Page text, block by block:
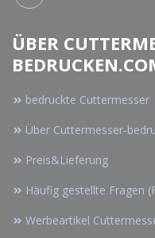
ÜBER
bedruckte Cuttermesser
Über Cuttermesser-
Preis&Lieferung
Häufig gestellte Fragen
Werbeartikel